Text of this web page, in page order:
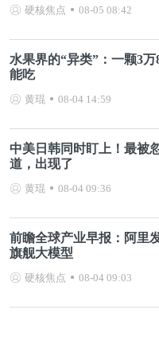
硬核焦点 08-05 08:42
水果界的“异类”：一颗3
能吃
黄琨 08-04 14:59
中美日韩同时盯上！最被
道，出现了
黄琨 08-04 09:36
前瞻全球产业早报：阿里
旗舰大模型
硬核焦点 08-04 09:03